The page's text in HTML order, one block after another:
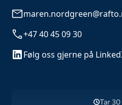
+47 40 45 09 30
Følg oss gjerne på